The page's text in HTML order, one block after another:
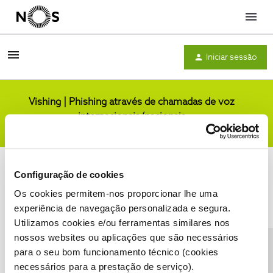
Configuração de cookies
Os cookies permitem-nos proporcionar lhe uma
experiência de navegação personalizada e segura.
Utilizamos cookies e/ou ferramentas similares nos
nossos websites ou aplicações que são necessários
para o seu bom funcionamento técnico (cookies
necessários para a prestação de serviço).
Menu
Iniciar sessão
Vishing | Phishing através de chamadas de voz
internacionais/nacionais
Condições do Fórum NOS Accessibility statement